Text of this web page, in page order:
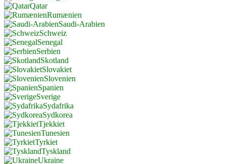
Qatar
Rumænien
Saudi-Arabien
Schweiz
Senegal
Serbien
Skotland
Slovakiet
Slovenien
Spanien
Sverige
Sydafrika
Sydkorea
Tjekkiet
Tunesien
Tyrkiet
Tyskland
Ukraine